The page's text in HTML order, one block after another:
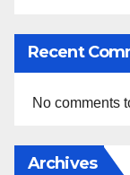
Recent
No comments
Archives